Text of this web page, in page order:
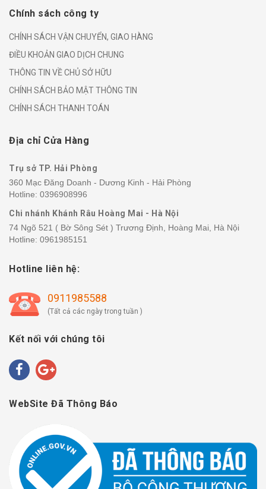
Chính sách công ty
CHÍNH SÁCH VẬN CHUYỂN, GIAO HÀNG
ĐIỀU KHOẢN GIAO DỊCH CHUNG
THÔNG TIN VỀ CHỦ SỞ HỮU
CHÍNH SÁCH BẢO MẬT THÔNG TIN
CHÍNH SÁCH THANH TOÁN
Địa chỉ Cửa Hàng
Trụ sở TP. Hải Phòng
360 Mạc Đăng Doanh - Dương Kinh - Hải Phòng
Hotline: 0396908996
Chi nhánh Khánh Râu Hoàng Mai - Hà Nội
74 Ngõ 521 ( Bờ Sông Sét ) Trương Định, Hoàng Mai, Hà Nội
Hotline: 0961985151
Hotline liên hệ:
0911985588
(Tất cả các ngày trong tuần )
Kết nối với chúng tôi
WebSite Đã Thông Báo